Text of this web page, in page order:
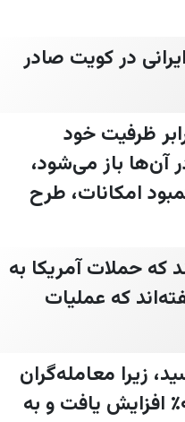
در کویت صادر
ظرفیت خود
آن‌ها باز می‌شود،
امکانات، طرح
معتقد هستند که حملات آمریکا به
باعث بی‌ثباتی خاورمیانه خواهد شد/ فقط ۱۷٪ گفته‌اند که عملیات
سطح خود در ۷ هفته اخیر رسید، زیرا معامله‌گران
احتمالات می‌دهند که تنگه هرمز بازگشایی شود/ هر اونس فلز زرد ۰.۲٪ افزایش یافت و به